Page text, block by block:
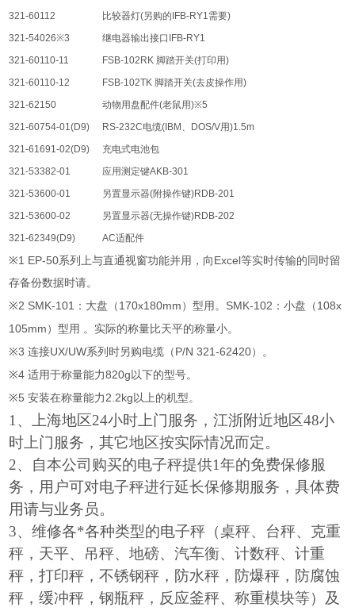
321-60112
比较器灯(另购的 IFB-RY1需要)
321-54026※3
继电器输出接口 IFB-RY1
321-60110-11
FSB-102RK 脚踏开关(打印用)
321-60110-12
FSB-102TK 脚踏开关(去皮操作用)
321-62150
动物用盘配件(老鼠用)※5
321-60754-01(D9)
RS-232C电缆(IBM 、 DOS/V用)1.5m
321-61691-02(D9)
充电式电池包
321-53382-01
应用测定键AKB-301
321-53600-01
另置显示器(附操作键)RDB-201
321-53600-02
另置显示器(无操作键)RDB-202
321-62349(D9)
AC适配件
※1 EP-50系列上与直通视窗功能并用，向 Excel等实时传输的同时留
存备份数据时请。
※2 SMK-101 ：大盘（ 170x180mm ）型用。 SMK-102 ：小盘（ 108x
105mm ）型用 。实际的称量比天平的称量小。
※3连接UX/UW系列时另购电缆（ P/N 321-62420）。
※4适用于称量能力820g 以下的型号。
※5安装在称量能力2.2kg 以上的机型。
1、上海地区24小时上门服务，江浙附近地区48小
时上门服务，其它地区按实际情况而定。
2、自本公司购买的电子秤提供1年的免费保修服
务，用户可对电子秤进行延长保修期服务，具体费
用请与业务员。
3、维修各*各种类型的电子秤（桌秤、台秤、克重
秤，天平、吊秤、地磅、汽车衡、计数秤、计重
秤，打印秤，不锈钢秤，防水秤，防爆秤，防腐蚀
秤，缓冲秤，钢瓶秤，反应釜秤、称重模块等）及